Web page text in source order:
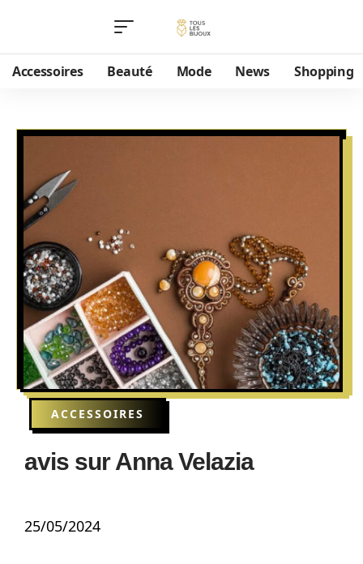
Accessoires Beauté Mode News Shopping
ACCESSOIRES
avis sur Anna Velazia
25/05/2024